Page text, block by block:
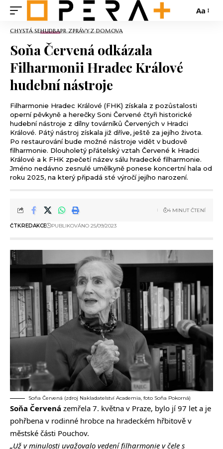
Aa
CHYSTÁ SEHUDBAPR ZPRÁVYZ DOMOVA
Soňa Červená odkázala
Filharmonii Hradec Králové
hudební nástroje
Filharmonie Hradec Králové (FHK) získala z pozůstalosti
operní pěvkyně a herečky Soni Červené čtyři historické
hudební nástroje z dílny továrníků Červených v Hradci
Králové. Pátý nástroj získala již dříve, ještě za jejího života.
Po restaurování bude možné nástroje vidět v budově
filharmonie. Dlouholetý přátelský vztah Červené k Hradci
Králové a k FHK zpečetí název sálu hradecké filharmonie.
Jméno nedávno zesnulé umělkyně ponese koncertní hala od
roku 2025, na který připadá sté výročí jejího narození.
ČTKREDAKCE PUBLIKOVÁNO 25/09/2023
4 MINUT ČTENÍ
Soňa Červená (zdroj Nakladatelství Academia, foto Soňa Pokorná)
Soňa Červená zemřela 7. května v Praze, bylo jí 97 let a je
pohřbena v rodinné hrobce na hradeckém hřbitově v
městské části Pouchov.
„Už v minulosti uvažovalo vedení filharmonie v čele s